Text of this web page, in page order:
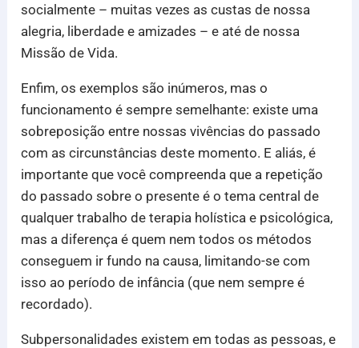
socialmente – muitas vezes as custas de nossa
alegria, liberdade e amizades – e até de nossa
Missão de Vida.
Enfim, os exemplos são inúmeros, mas o
funcionamento é sempre semelhante: existe uma
sobreposição entre nossas vivências do passado
com as circunstâncias deste momento. E aliás, é
importante que você compreenda que a repetição
do passado sobre o presente é o tema central de
qualquer trabalho de terapia holística e psicológica,
mas a diferença é quem nem todos os métodos
conseguem ir fundo na causa, limitando-se com
isso ao período de infância (que nem sempre é
recordado).
Subpersonalidades existem em todas as pessoas, e